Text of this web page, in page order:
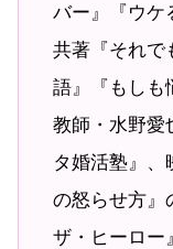
バー』『ウケ
共著『それで
語』『もしも
教師・水野愛
タ婚活塾』、
の怒らせ方』
ザ・ヒーロー